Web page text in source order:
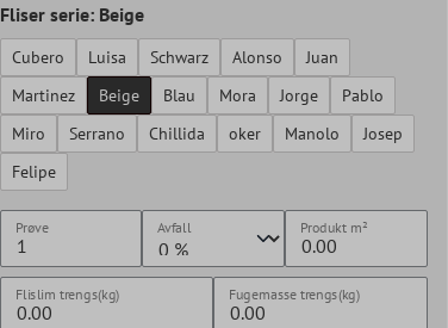
Fliser serie: Beige
Cubero Luisa Schwarz Alonso
Juan
Martinez
Beige Blau Mora Jorge
Pablo
Miro
Serrano Chillida oker Manolo
Josep
Felipe
Prøve Avfall Produkt m²
Flislim trengs(kg) Fugemasse trengs(kg)